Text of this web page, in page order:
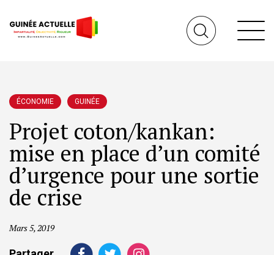
ÉCONOMIE GUINÉE
Projet coton/kankan:
mise en place d’un comité
d’urgence pour une sortie
de crise
Mars 5, 2019